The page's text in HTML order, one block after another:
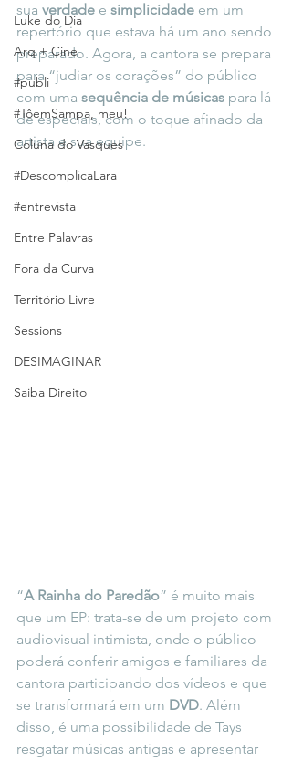
Luke do Dia
Arq + Cine
#publi
#TôemSampa, meu!
Coluna do Vasques
#DescomplicaLara
#entrevista
Entre Palavras
Fora da Curva
Território Livre
Sessions
DESIMAGINAR
Saiba Direito
sua verdade e simplicidade em um
repertório que estava há um ano sendo
preparado. Agora, a cantora se prepara
para “judiar os corações” do público
com uma sequência de músicas para lá
de especiais, com o toque afinado da
artista e sua equipe.
“A Rainha do Paredão” é muito mais
que um EP: trata-se de um projeto com
audiovisual intimista, onde o público
poderá conferir amigos e familiares da
cantora participando dos vídeos e que
se transformará em um DVD. Além
disso, é uma possibilidade de Tays
resgatar músicas antigas e apresentar